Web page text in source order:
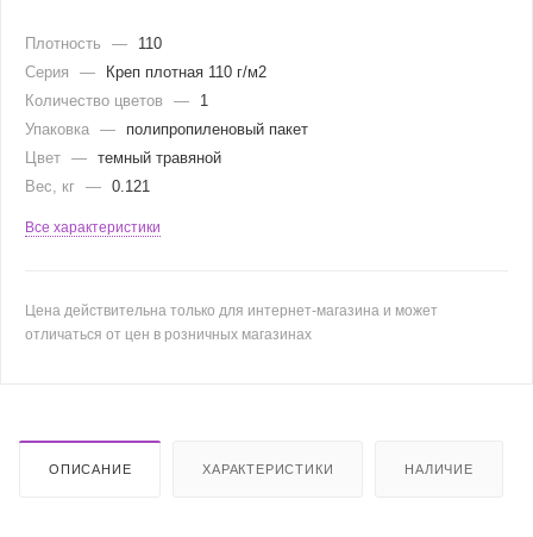
Плотность —
110
Серия
—
Креп плотная 110 г/м2
Количество цветов
—
1
Упаковка —
полипропиленовый пакет
Цвет — темный травяной
Вес, кг — 0.121
Все характеристики
Цена действительна только для интернет-магазина и может
отличаться от цен в розничных магазинах
ОПИСАНИЕ ХАРАКТЕРИСТИКИ НАЛИЧИЕ